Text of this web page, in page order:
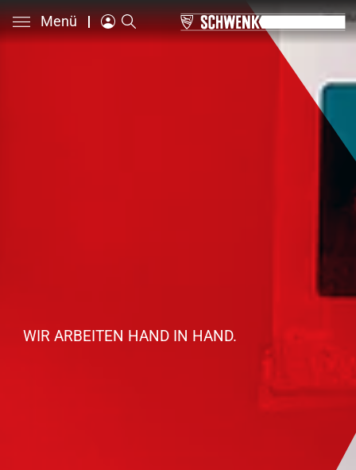
Menü
WIR ARBEITEN HAND IN HAND.